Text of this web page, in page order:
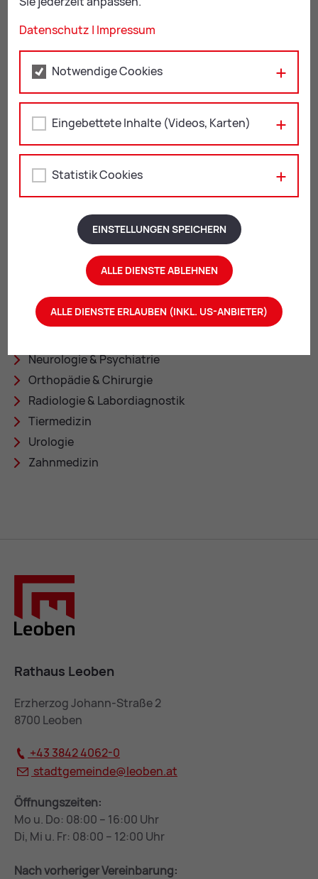
Mail Print
Ähn­li­che The­men:
All­ge­mein­me­di­zin
Au­gen­heil­kun­de
Frau­en­heil­kun­de
Hals-, Na­sen- und Oh­ren­heil­kun­de
Haut- und Ge­schlechts­krank­hei­ten
Kin­der­heil­kun­de
Neu­ro­lo­gie & Psych­ia­trie
Or­tho­pä­die & Chir­ur­gie
Ra­dio­lo­gie & La­bord­ia­gnos­tik
Tier­me­di­zin
Uro­lo­gie
Zahn­me­di­zin
Rathaus Leoben
Erzherzog Johann-Straße 2
8700 Leoben
+43 3842 4062-0
stadtgemeinde@leoben.at
Öffnungszeiten:
Mo u. Do: 08:00 – 16:00 Uhr
Di, Mi u. Fr: 08:00 – 12:00 Uhr
Nach vorheriger Vereinbarung:
Datenschutz | Impressum
Notwendige Cookies
Eingebettete Inhalte (Videos, Karten)
Statistik Cookies
EINSTELLUNGEN SPEICHERN
ALLE DIENSTE ABLEHNEN
ALLE DIENSTE ERLAUBEN (INKL. US-ANBIETER)